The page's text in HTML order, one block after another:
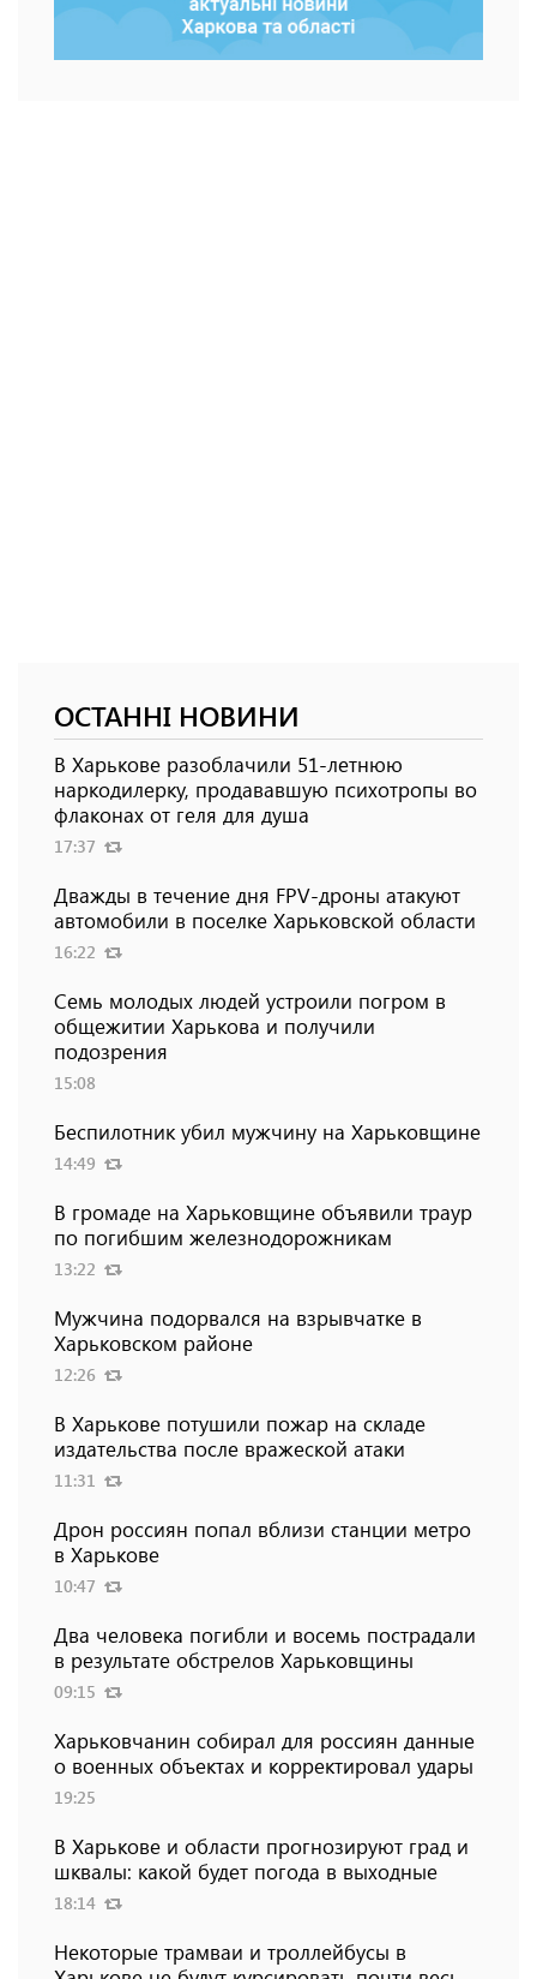
ОСТАННІ НОВИНИ
В Харькове разоблачили 51-летнюю
наркодилерку, продававшую психотропы во
флаконах от геля для душа
17:37
Дважды в течение дня FPV-дроны атакуют
автомобили в поселке Харьковской области
16:22
Семь молодых людей устроили погром в
общежитии Харькова и получили
подозрения
15:08
Беспилотник убил мужчину на Харьковщине
14:49
В громаде на Харьковщине объявили траур
по погибшим железнодорожникам
13:22
Мужчина подорвался на взрывчатке в
Харьковском районе
12:26
В Харькове потушили пожар на складе
издательства после вражеской атаки
11:31
Дрон россиян попал вблизи станции метро
в Харькове
10:47
Два человека погибли и восемь пострадали
в результате обстрелов Харьковщины
09:15
Харьковчанин собирал для россиян данные
о военных объектах и ​​корректировал удары
19:25
В Харькове и области прогнозируют град и
шквалы: какой будет погода в выходные
18:14
Некоторые трамваи и троллейбусы в